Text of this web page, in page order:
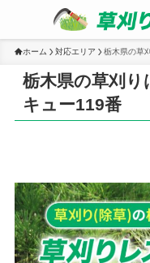
ホーム 対応エリア 栃木県の草
栃木県の草刈
キュー119番